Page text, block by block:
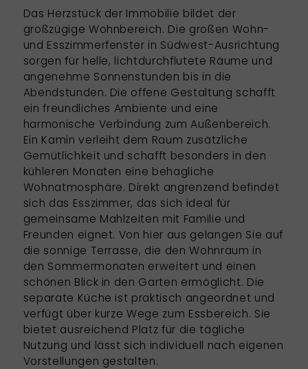
Das Herzstück der Immobilie bildet der
großzügige Wohnbereich. Die großen Wohn-
und Esszimmerfenster in Südwest-Ausrichtung
sorgen für helle, lichtdurchflutete Räume und
angenehme Sonnenstunden bis in die
Abendstunden. Die offene Gestaltung schafft
ein freundliches Ambiente und eine
harmonische Verbindung zum Außenbereich.
Ein Kamin verleiht dem Raum zusätzliche
Gemütlichkeit und schafft besonders in den
kühleren Monaten eine behagliche
Wohnatmosphäre. Direkt angrenzend befindet
sich das Esszimmer, das sich ideal für
gemeinsame Mahlzeiten mit Familie und
Freunden eignet. Von hier aus gelangen Sie auf
die sonnige Terrasse, die den Wohnraum in
den Sommermonaten erweitert und einen
schönen Blick in den Garten ermöglicht. Die
separate Küche ist praktisch angeordnet und
verfügt über kurze Wege zum Essbereich. Sie
bietet ausreichend Platz für die tägliche
Nutzung und lässt sich individuell nach eigenen
Vorstellungen gestalten.